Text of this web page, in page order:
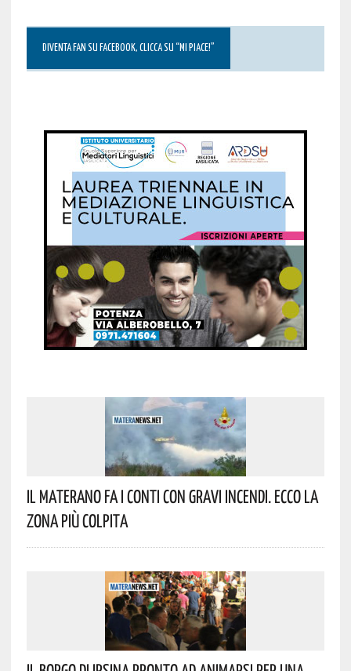
DIVENTA FAN SU FACEBOOK, CLICCA SU “MI PIACE!”
Il Materano Fa I Conti Con Gravi Incendi. Ecco La
Zona Più Colpita